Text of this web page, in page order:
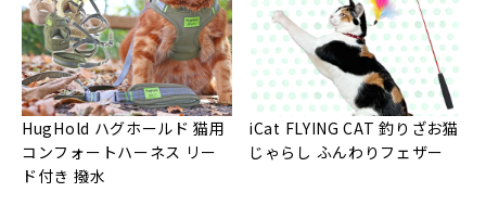
HugHold ハグホールド 猫用
コンフォートハーネス リー
ド付き 撥水
iCat FLYING CAT 釣りざお猫
じゃらし ふんわりフェザー